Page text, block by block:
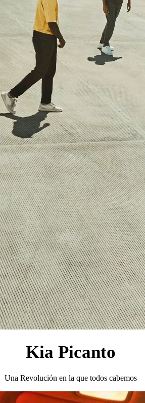
Kia Picanto
Una Revolución en la que todos cabemos